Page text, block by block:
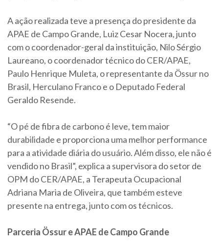
A ação realizada teve a presença do presidente da
APAE de Campo Grande, Luiz Cesar Nocera, junto
com o coordenador-geral da instituição, Nilo Sérgio
Laureano, o coordenador técnico do CER/APAE,
Paulo Henrique Muleta, o representante da Össur no
Brasil, Herculano Franco e o Deputado Federal
Geraldo Resende.
“O pé de fibra de carbono é leve, tem maior
durabilidade e proporciona uma melhor performance
para a atividade diária do usuário. Além disso, ele não é
vendido no Brasil”, explica a supervisora do setor de
OPM do CER/APAE, a Terapeuta Ocupacional
Adriana Maria de Oliveira, que também esteve
presente na entrega, junto com os técnicos.
Parceria Össur e APAE de Campo Grande